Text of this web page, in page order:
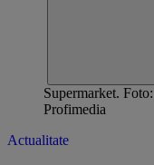
Supermarket.
Profimedia
Actualitate